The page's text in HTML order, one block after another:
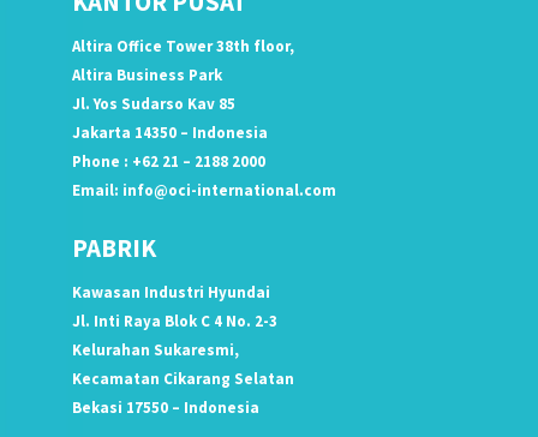
Altira Office Tower 38th floor,
Altira Business Park
Jl. Yos Sudarso Kav 85
Jakarta 14350 – Indonesia
Phone : +62 21 – 2188 2000
Email: info@oci-international.com
PABRIK
Kawasan Industri Hyundai
Jl. Inti Raya Blok C 4 No. 2-3
Kelurahan Sukaresmi,
Kecamatan Cikarang Selatan
Bekasi 17550 – Indonesia